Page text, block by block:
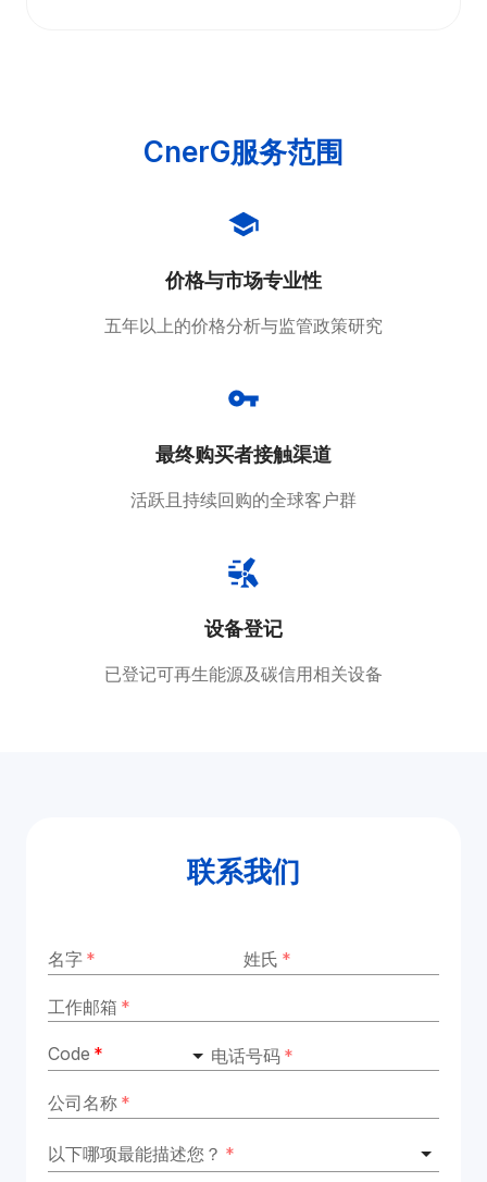
CnerG服务范围
价格与市场专业性
五年以上的价格分析与监管政策研究
最终购买者接触渠道
活跃且持续回购的全球客户群
设备登记
已登记可再生能源及碳信用相关设备
联系我们
名字 * 姓氏 *
工作邮箱 *
Code * 电话号码 *
公司名称 *
以下哪项最能描述您？ *